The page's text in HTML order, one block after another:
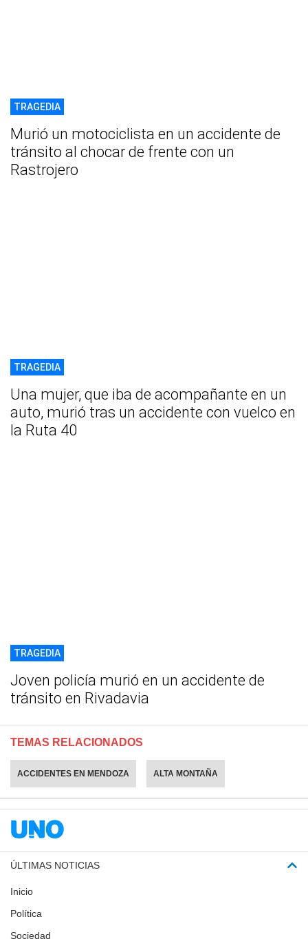
TRAGEDIA
Murió un motociclista en un accidente de
tránsito al chocar de frente con un
Rastrojero
TRAGEDIA
Una mujer, que iba de acompañante en un
auto, murió tras un accidente con vuelco en
la Ruta 40
TRAGEDIA
Joven policía murió en un accidente de
tránsito en Rivadavia
TEMAS RELACIONADOS
ACCIDENTES EN MENDOZA ALTA MONTAÑA
ÚLTIMAS NOTICIAS
Inicio
Política
Sociedad